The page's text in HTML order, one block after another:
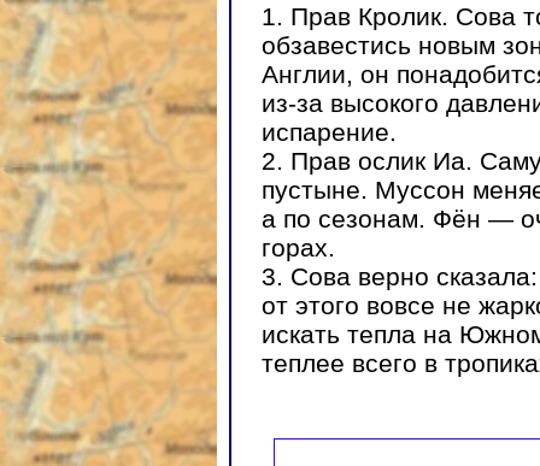
1. Прав Кролик. Сова
обзавестись новым
Англии, он
из-за высокого
испарение.
2. Прав ослик Иа.
пустыне. Муссон
а по сезонам. Фён —
горах.
3. Сова верно
от этого вовсе не
искать тепла на
теплее всего в